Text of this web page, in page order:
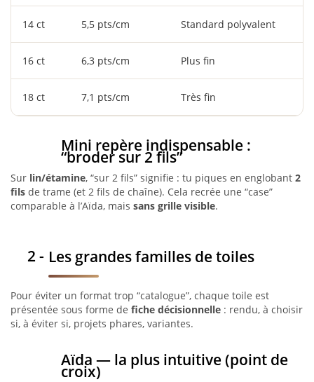
14 ct 5,5 pts/cm Standard polyvalent
16 ct 6,3 pts/cm Plus fin
18 ct 7,1 pts/cm Très fin
Mini repère indispensable :
“broder sur 2 fils”
Sur lin/étamine, “sur 2 fils” signifie : tu piques en englobant 2
fils de trame (et 2 fils de chaîne). Cela recrée une “case”
comparable à l’Aïda, mais sans grille visible.
Les grandes familles de toiles
Pour éviter un format trop “catalogue”, chaque toile est
présentée sous forme de fiche décisionnelle : rendu, à choisir
si, à éviter si, projets phares, variantes.
Aïda — la plus intuitive (point de
croix)